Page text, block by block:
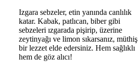
Izgara sebzeler, etin yanında canlılık
katar. Kabak, patlıcan, biber gibi
sebzeleri ızgarada pişirip, üzerine
zeytinyağı ve limon sıkarsanız, müthiş
bir lezzet elde edersiniz. Hem sağlıklı
hem de göz alıcı!